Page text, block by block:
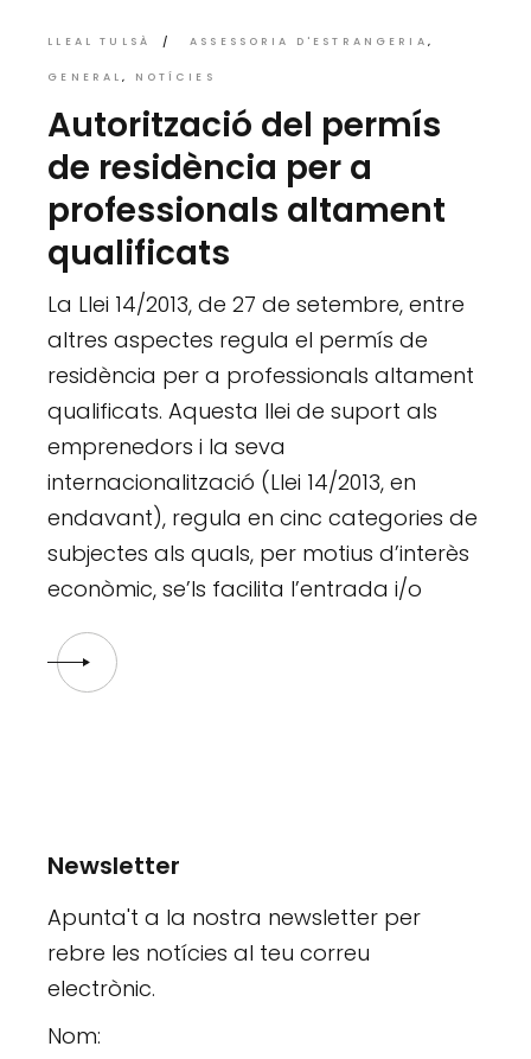
LLEAL TULSÀ ASSESSORIA D'ESTRANGERIA
GENERAL NOTÍCIES
Autorització del permís
de residència per a
professionals altament
qualificats
La Llei 14/2013, de 27 de setembre, entre
altres aspectes regula el permís de
residència per a professionals altament
qualificats. Aquesta llei de suport als
emprenedors i la seva
internacionalització (Llei 14/2013, en
endavant), regula en cinc categories de
subjectes als quals, per motius d’interès
econòmic, se’ls facilita l’entrada i/o
Newsletter
Apunta't a la nostra newsletter per
rebre les notícies al teu correu
electrònic.
Nom: